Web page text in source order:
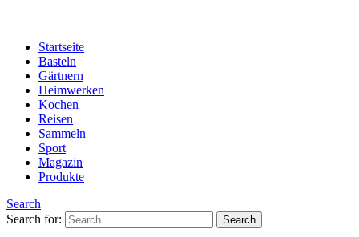
Startseite
Basteln
Gärtnern
Heimwerken
Kochen
Reisen
Sammeln
Sport
Magazin
Produkte
Search
Search for:
Search